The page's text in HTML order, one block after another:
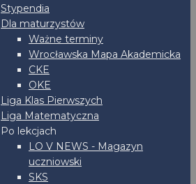
Stypendia
Dla maturzystów
Ważne terminy
Wrocławska Mapa Akademicka
CKE
OKE
Liga Klas Pierwszych
Liga Matematyczna
Po lekcjach
LO V NEWS - Magazyn
uczniowski
SKS